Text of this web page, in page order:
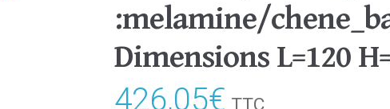
:melamine/
Dimensions L=120
426,05€ TTC